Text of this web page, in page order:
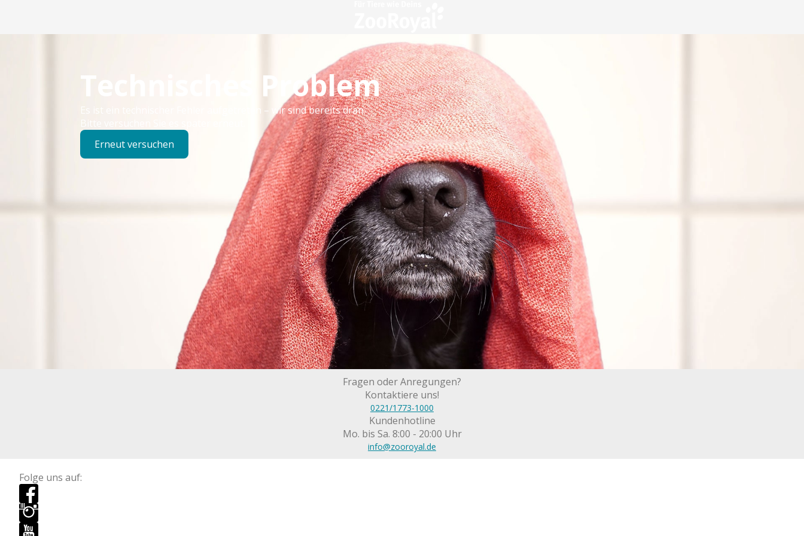
Technisches Problem
Es ist ein technischer Fehler aufgetreten – wir sind bereits dran.
Bitte versuchen Sie es später erneut.
Erneut versuchen
Fragen oder Anregungen?
Kontaktiere uns!
0221/1773-1000
Kundenhotline
Mo. bis Sa. 8:00 - 20:00 Uhr
info@zooroyal.de
Folge uns auf: